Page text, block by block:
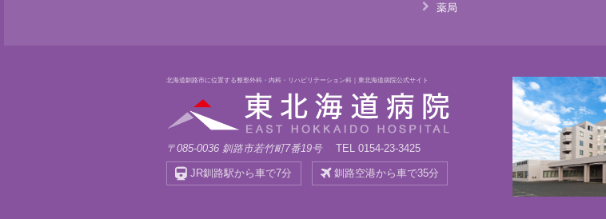
薬局
北海道釧路市に位置する整形外科・内科・リハビリテーション科｜東北海道病院公式サイト
〒085-0036 釧路市若竹町7番19号 TEL 0154-23-3425
JR釧路駅から車で7分 釧路空港から車で35分